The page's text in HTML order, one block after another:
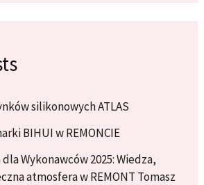
silikonowych ATLAS
BIHUI w REMONCIE
Wykonawców 2025: Wiedza,
atmosfera w REMONT Tomasz